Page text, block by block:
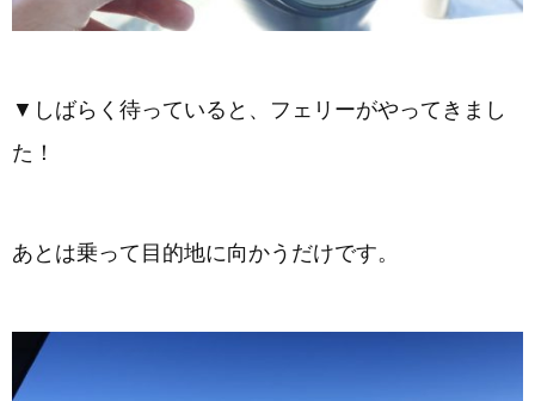
▼しばらく待っていると、フェリーがやってきまし
た！
あとは乗って目的地に向かうだけです。